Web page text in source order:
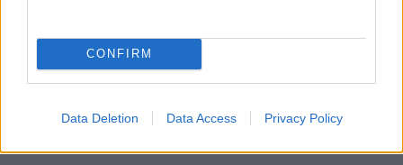
CONFIRM
Data Deletion Data Access Privacy Policy
Κανάλι ο ναύαρχος Ε.Α. Γιάννης
Εγγολφόπουλος.